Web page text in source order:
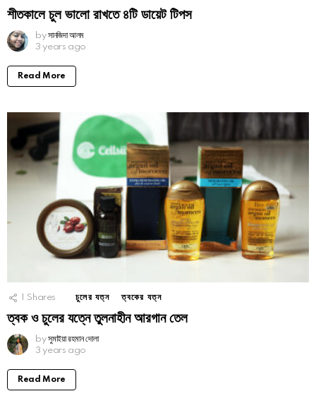
শীতকালে চুল ভালো রাখতে ৪টি ডায়েট টিপস
by সানজিদা আলম
3 years ago
Read More
Shares চুলের যত্ন ত্বকের যত্ন
ত্বক ও চুলের যত্নে তুলনাহীন আরগান তেল
by সুমাইয়া রহমান দোলা
3 years ago
Read More